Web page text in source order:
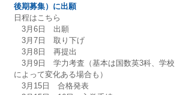
後期募集）に出願
日程はこちら
3月6日　出願
3月7日　取り下げ
3月8日　再提出
3月9日　学力考査（基本は国数英3科、学校
によって変化ある場合も）
3月15日　合格発表